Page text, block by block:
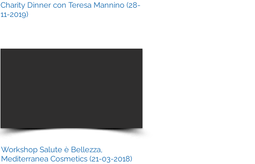
Charity Dinner con Teresa Mannino (28-
11-2019)
Workshop Salute è Bellezza,
Mediterranea Cosmetics (21-03-2018)